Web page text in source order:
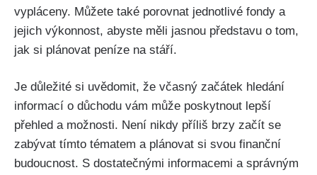
vypláceny. Můžete také porovnat jednotlivé fondy a
jejich výkonnost, abyste měli jasnou představu o tom,
jak si plánovat peníze na stáří.
Je důležité si uvědomit, že včasný začátek hledání
informací o důchodu vám může poskytnout lepší
přehled a možnosti. Není nikdy příliš brzy začít se
zabývat tímto tématem a plánovat si svou finanční
budoucnost. S dostatečnými informacemi a správným